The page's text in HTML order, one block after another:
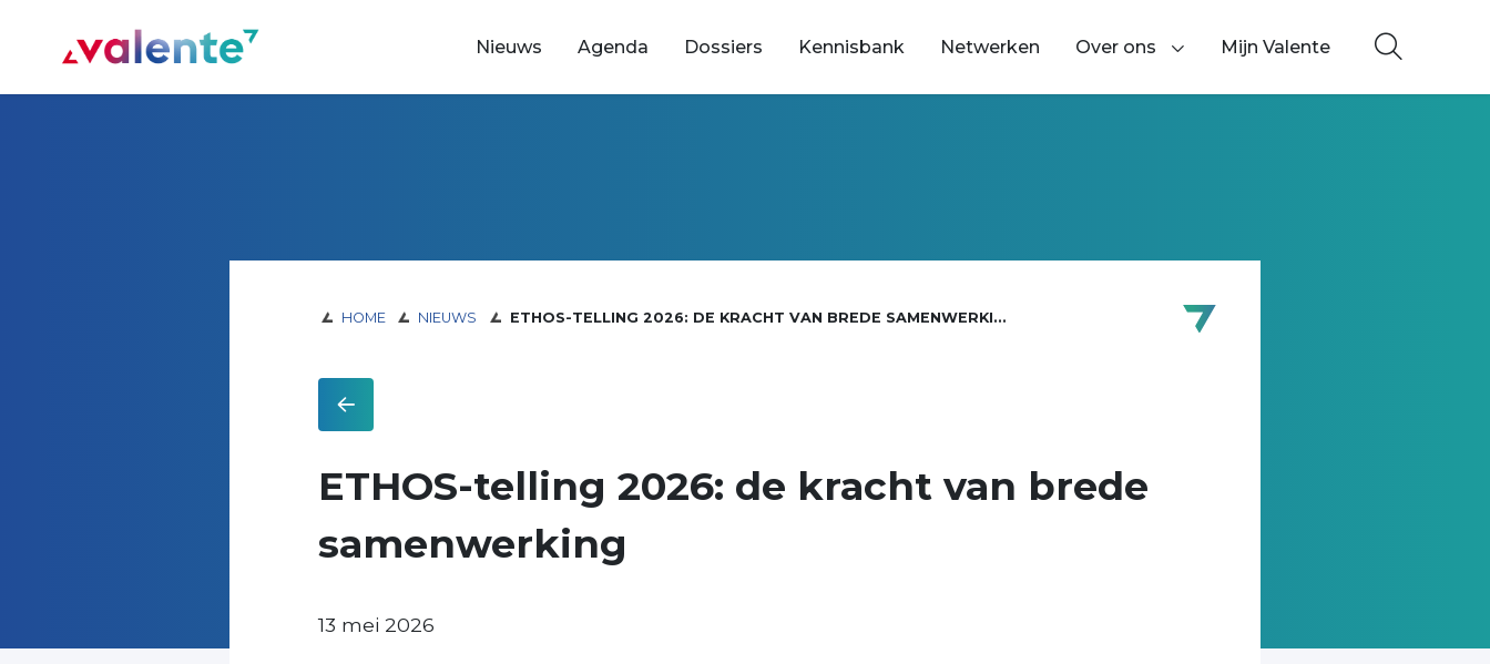
Vereniging Valente
Nieuws Agenda Dossiers Kennisbank Netwerken Over ons
Toon onderliggende navigatie items
Mijn Valente
HOME NIEUWS ETHOS-TELLING 2026: DE KRACHT VAN BREDE SAMENWERKI...
ETHOS-telling 2026: de kracht van brede
samenwerking
13 mei 2026